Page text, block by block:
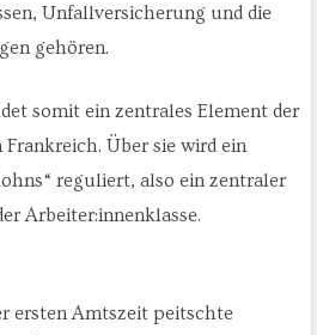
Unfallversicherung und die
gehören.
somit ein zentrales Element der
Über sie wird ein
reguliert, also ein zentraler
Arbeiter:innenklasse.
ersten Amtszeit peitschte